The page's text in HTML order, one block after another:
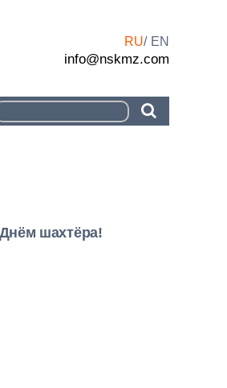
RU EN
info@nskmz.com
шахтёра!